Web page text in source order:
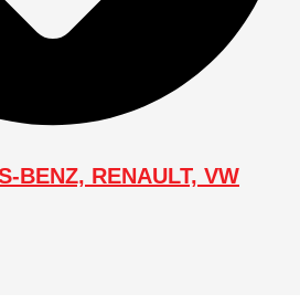
BENZ, RENAULT, VW